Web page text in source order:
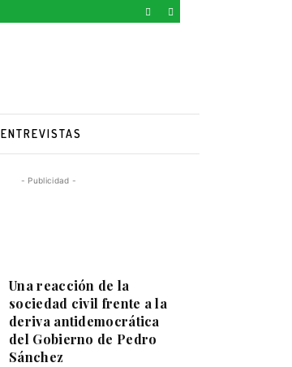
ENTREVISTAS
- Publicidad -
Una reacción de la
sociedad civil frente a la
deriva antidemocrática
del Gobierno de Pedro
Sánchez